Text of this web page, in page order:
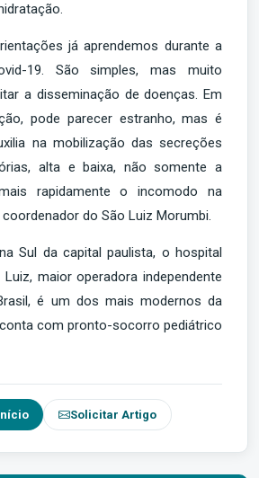
já aprendemos durante a
19. São simples, mas muito
a disseminação de doenças. Em
pode parecer estranho, mas é
na mobilização das secreções
alta e baixa, não somente a
rapidamente o incomodo na
do São Luiz Morumbi.
Sul da capital paulista, o hospital
Luiz, maior operadora independente
é um dos mais modernos da
com pronto-socorro pediátrico
Solicitar Artigo